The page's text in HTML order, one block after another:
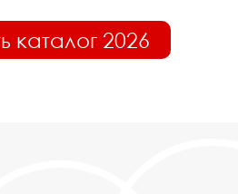
каталог 2026